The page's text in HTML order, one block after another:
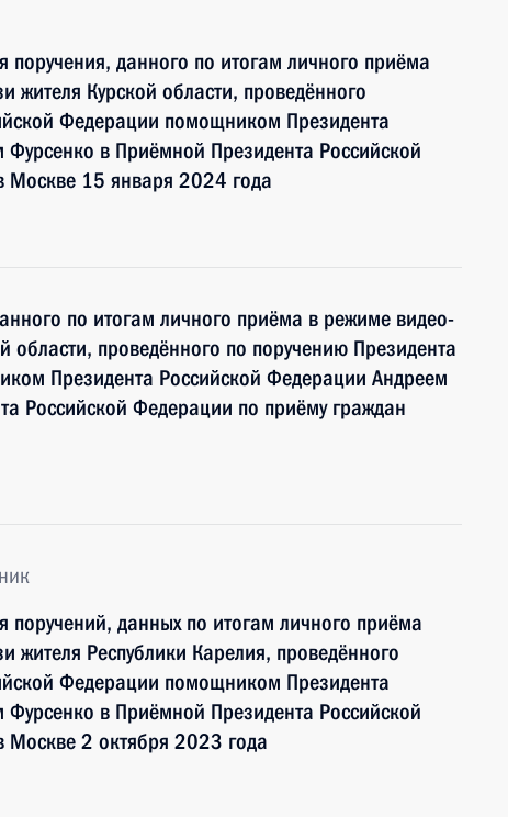
поручения, данного по итогам личного приёма
жителя Курской области, проведённого
Федерации помощником Президента
в Приёмной Президента Российской
Москве 15 января 2024 года
по итогам личного приёма в режиме видео-
области, проведённого по поручению Президента
Президента Российской Федерации Андреем
Российской Федерации по приёму граждан
поручений, данных по итогам личного приёма
жителя Республики Карелия, проведённого
Федерации помощником Президента
в Приёмной Президента Российской
2 октября 2023 года